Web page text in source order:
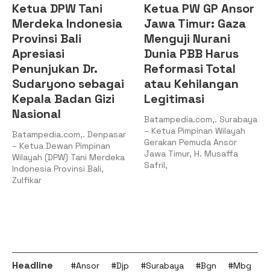
Ketua DPW Tani
Merdeka Indonesia
Provinsi Bali
Apresiasi
Penunjukan Dr.
Sudaryono sebagai
Kepala Badan Gizi
Nasional
Batampedia.com,. Denpasar
– Ketua Dewan Pimpinan
Wilayah (DPW) Tani Merdeka
Indonesia Provinsi Bali,
Zulfikar
Ketua PW GP Ansor
Jawa Timur: Gaza
Menguji Nurani
Dunia PBB Harus
Reformasi Total
atau Kehilangan
Legitimasi
Batampedia.com,. Surabaya
– Ketua Pimpinan Wilayah
Gerakan Pemuda Ansor
Jawa Timur, H. Musaffa
Safril,
Headline #Ansor #Djp #Surabaya #Bgn #Mbg